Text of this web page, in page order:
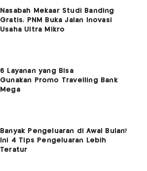
Nasabah Mekaar Studi Banding
Gratis, PNM Buka Jalan Inovasi
Usaha Ultra Mikro
6 Layanan yang Bisa
Gunakan Promo Travelling Bank
Mega
Banyak Pengeluaran di Awal Bulan?
Ini 4 Tips Pengeluaran Lebih
Teratur